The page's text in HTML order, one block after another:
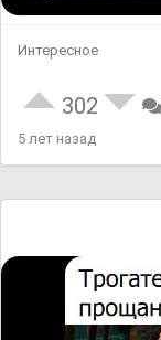
Интересное
302
5 лет назад